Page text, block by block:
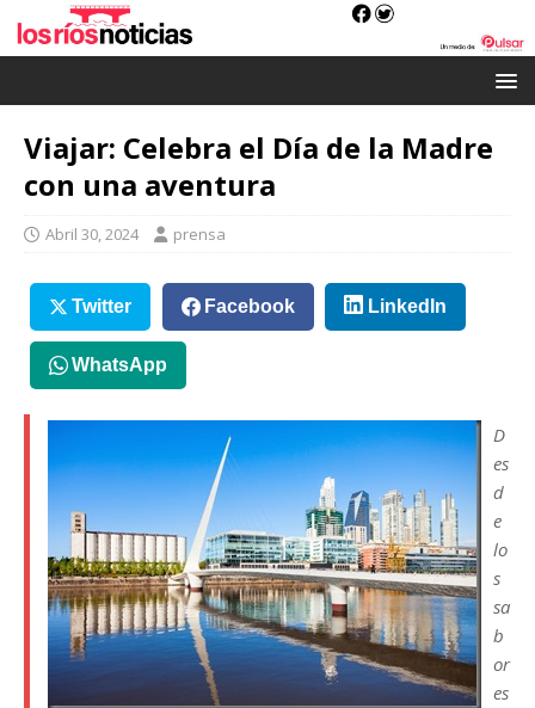
Viajar: Celebra el Día de la Madre
con una aventura
Abril 30, 2024 prensa
Twitter Facebook LinkedIn
WhatsApp
D
es
d
e
lo
s
sa
b
or
es